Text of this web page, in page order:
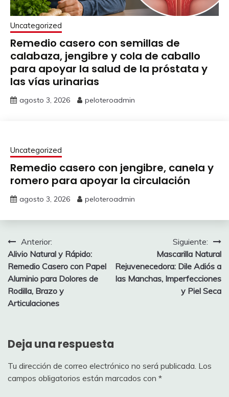
Uncategorized
Remedio casero con semillas de
calabaza, jengibre y cola de caballo
para apoyar la salud de la próstata y
las vías urinarias
agosto 3, 2026 peloteroadmin
Uncategorized
Remedio casero con jengibre, canela y
romero para apoyar la circulación
agosto 3, 2026 peloteroadmin
Navegación
de
entradas
Anterior:
Alivio Natural y Rápido:
Remedio Casero con Papel
Aluminio para Dolores de
Rodilla, Brazo y
Articulaciones
Siguiente:
Mascarilla Natural
Rejuvenecedora: Dile Adiós a
las Manchas, Imperfecciones
y Piel Seca
Deja una respuesta
Tu dirección de correo electrónico no será publicada. Los
campos obligatorios están marcados con *